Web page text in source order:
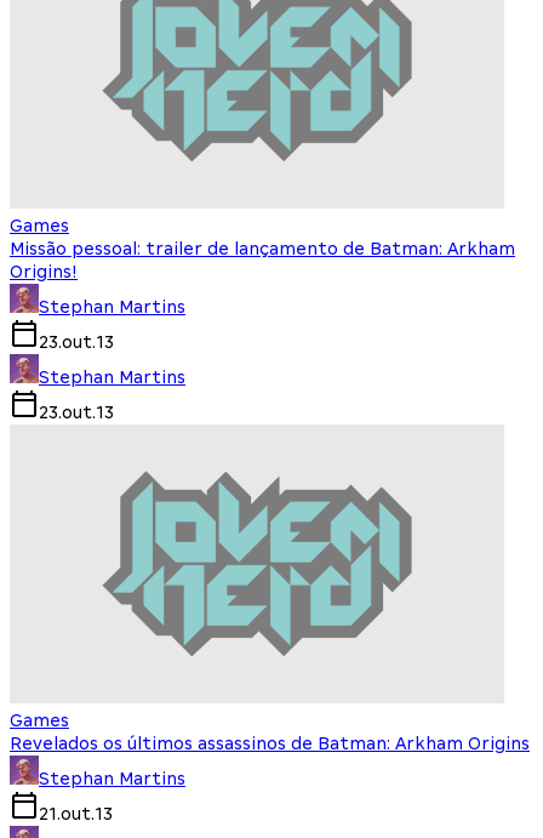
Games
Missão pessoal: trailer de lançamento de Batman: Arkham
Origins!
Stephan Martins
23.out.13
Stephan Martins
23.out.13
Games
Revelados os últimos assassinos de Batman: Arkham Origins
Stephan Martins
21.out.13